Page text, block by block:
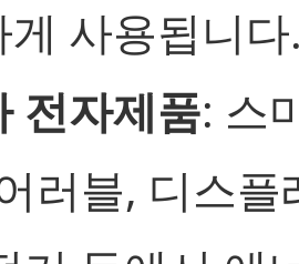
게 사용됩니
전자제품: 스
러블, 디스플